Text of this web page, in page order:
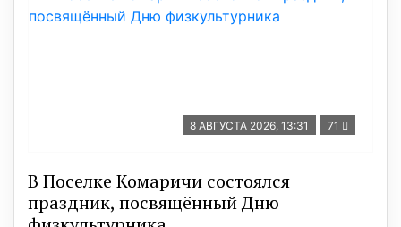
8 АВГУСТА 2026, 13:31 71
В Поселке Комаричи состоялся
праздник, посвящённый Дню